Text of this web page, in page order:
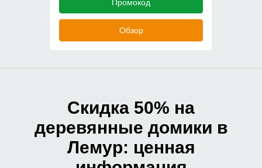
Промокод
Обзор
Скидка 50% на
деревянные домики в
Лемур: ценная